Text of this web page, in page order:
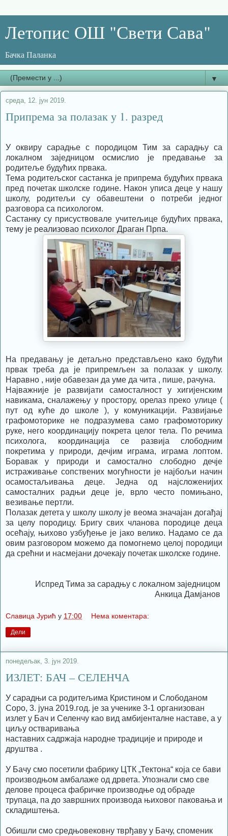
Летопис ОШ "Свети Сава"
Бачка Паланка
▼
среда, 12. јун 2019.
Припрема за полазак у 1. разред
У оквиру сарадње с породицом Тим за сарадњу са
локалном заједницом осмислио је предавање за
родитеље будућих првака.
Тема родитељског састанка је припрема будућих првака
пред почетак школске године. Након уписа деце у нашу
школу, родитељи су обавештени о потреби једног
разговора са психологом.
Састанку су присуствовале учитељице будућих првака,
тему је реализовао психолог Драган Прпа.
На предавању је детаљно представљено како будући
првак треба да је припремљен за полазак у школу.
Наравно , није обавезан да уме да чита , пише, рачуна.
Најважније је развијати самосталност у хигијенским
навикама, сналажењу у простору, орелаз преко улице (
пут од куће до школе ), у комуникацији. Развијање
графомоторике не подразумева само графомоторику
руке, него координацију покрета целог тела. По речима
психолога, координација се развија слободним
покретима у природи, дечјим играма, играма лоптом.
Боравак у природи и самостално слободно дечје
истраживање сопствених могућности је најбољи начин
осамостаљивања деце. Једна од најсложенијих
самосталних радњи деце је, врло често помињано,
везивање пертли.
Полазак детета у школу школу је веома значајан догађај
за целу породицу. Бригу свих чланова породице деца
осећају, њихово узбуђење је јако велико. Надамо се да
овим разговором можемо да помогнемо целој породици
да срећни и насмејани дочекају почетак школске године.
Испред Тима за сарадњу с локалном заједницом
Анкица Дамјанов
Славица Јурић у 17:00 Нема коментара:
Дели
понедељак, 3. јун 2019.
ИЗЛЕТ: БАЧ – СЕЛЕНЧА
У сарадњи са родитељима Кристином и Слободаном
Соро, 3. јуна 2019.год. је за ученике 3-1 организован
излет у Бач и Селенчу као вид амбијенталне наставе, а у
циљу остваривања
наставних садржаја народне традиције и природе и
друштва .
У Бачу смо посетили фабрику ЦТК „Тектона“ која се бави
производњом амбалаже од дрвета. Упознали смо све
делове процеса фабричке производње од обраде
трупаца, па до завршних производа њиховог паковања и
складиштења.
Обишли смо средњовековну тврђаву у Бачу, споменик